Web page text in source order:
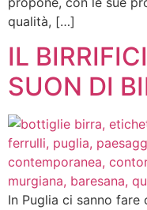
qualità, […]
IL
SUON DI
In Puglia ci sanno